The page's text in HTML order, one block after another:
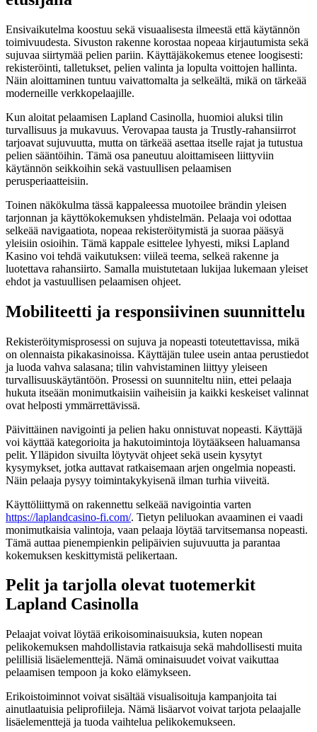
Ensivaikutelma koostuu sekä visuaalisesta ilmeestä että käytännön
toimivuudesta. Sivuston rakenne korostaa nopeaa kirjautumista sekä
sujuvaa siirtymää pelien pariin. Käyttäjäkokemus etenee loogisesti:
rekisteröinti, talletukset, pelien valinta ja lopulta voittojen hallinta.
Näin aloittaminen tuntuu vaivattomalta ja selkeältä, mikä on tärkeää
moderneille verkkopelaajille.
Kun aloitat pelaamisen Lapland Casinolla, huomioi aluksi tilin
turvallisuus ja mukavuus. Verovapaa tausta ja Trustly-rahansiirrot
tarjoavat sujuvuutta, mutta on tärkeää asettaa itselle rajat ja tutustua
pelien sääntöihin. Tämä osa paneutuu aloittamiseen liittyviin
käytännön seikkoihin sekä vastuullisen pelaamisen
perusperiaatteisiin.
Toinen näkökulma tässä kappaleessa muotoilee brändin yleisen
tarjonnan ja käyttökokemuksen yhdistelmän. Pelaaja voi odottaa
selkeää navigaatiota, nopeaa rekisteröitymistä ja suoraa pääsyä
yleisiin osioihin. Tämä kappale esittelee lyhyesti, miksi Lapland
Kasino voi tehdä vaikutuksen: viileä teema, selkeä rakenne ja
luotettava rahansiirto. Samalla muistutetaan lukijaa lukemaan yleiset
ehdot ja vastuullisen pelaamisen ohjeet.
Mobiliteetti ja responsiivinen suunnittelu
Rekisteröitymisprosessi on sujuva ja nopeasti toteutettavissa, mikä
on olennaista pikakasinoissa. Käyttäjän tulee usein antaa perustiedot
ja luoda vahva salasana; tilin vahvistaminen liittyy yleiseen
turvallisuuskäytäntöön. Prosessi on suunniteltu niin, ettei pelaaja
hukuta itseään monimutkaisiin vaiheisiin ja kaikki keskeiset valinnat
ovat helposti ymmärrettävissä.
Päivittäinen navigointi ja pelien haku onnistuvat nopeasti. Käyttäjä
voi käyttää kategorioita ja hakutoimintoja löytääkseen haluamansa
pelit. Ylläpidon sivuilta löytyvät ohjeet sekä usein kysytyt
kysymykset, jotka auttavat ratkaisemaan arjen ongelmia nopeasti.
Näin pelaaja pysyy toimintakykyisenä ilman turhia viiveitä.
Käyttöliittymä on rakennettu selkeää navigointia varten
https://laplandcasino-fi.com/. Tietyn peliluokan avaaminen ei vaadi
monimutkaisia valintoja, vaan pelaaja löytää tarvitsemansa nopeasti.
Tämä auttaa pienempienkin pelipäivien sujuvuutta ja parantaa
kokemuksen keskittymistä pelikertaan.
Pelit ja tarjolla olevat tuotemerkit
Lapland Casinolla
Pelaajat voivat löytää erikoisominaisuuksia, kuten nopean
pelikokemuksen mahdollistavia ratkaisuja sekä mahdollisesti muita
pelillisiä lisäelementtejä. Nämä ominaisuudet voivat vaikuttaa
pelaamisen tempoon ja koko elämykseen.
Erikoistoiminnot voivat sisältää visualisoituja kampanjoita tai
ainutlaatuisia peliprofiileja. Nämä lisäarvot voivat tarjota pelaajalle
lisäelementtejä ja tuoda vaihtelua pelikokemukseen.